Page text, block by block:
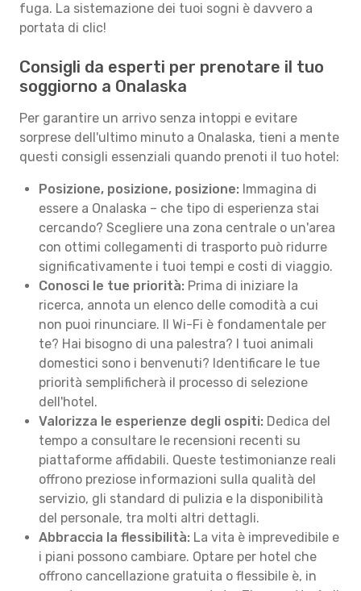
fuga. La sistemazione dei tuoi sogni è davvero a
portata di clic!
Consigli da esperti per prenotare il tuo
soggiorno a Onalaska
Per garantire un arrivo senza intoppi e evitare
sorprese dell'ultimo minuto a Onalaska, tieni a mente
questi consigli essenziali quando prenoti il tuo hotel:
Posizione, posizione, posizione: Immagina di
essere a Onalaska – che tipo di esperienza stai
cercando? Scegliere una zona centrale o un'area
con ottimi collegamenti di trasporto può ridurre
significativamente i tuoi tempi e costi di viaggio.
Conosci le tue priorità: Prima di iniziare la
ricerca, annota un elenco delle comodità a cui
non puoi rinunciare. Il Wi-Fi è fondamentale per
te? Hai bisogno di una palestra? I tuoi animali
domestici sono i benvenuti? Identificare le tue
priorità semplificherà il processo di selezione
dell'hotel.
Valorizza le esperienze degli ospiti: Dedica del
tempo a consultare le recensioni recenti su
piattaforme affidabili. Queste testimonianze reali
offrono preziose informazioni sulla qualità del
servizio, gli standard di pulizia e la disponibilità
del personale, tra molti altri dettagli.
Abbraccia la flessibilità: La vita è imprevedibile e
i piani possono cambiare. Optare per hotel che
offrono cancellazione gratuita o flessibile è, in